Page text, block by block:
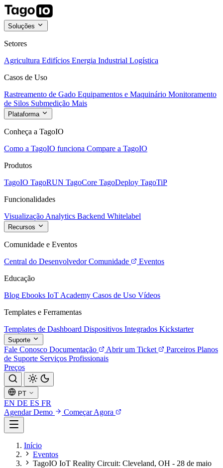
Soluções
Setores
Agricultura Edifícios Energia Industrial Logística
Casos de Uso
Rastreamento de Gado Equipamentos e Maquinário Monitoramento
de Silos Submedição Mais
Plataforma
Conheça a TagoIO
Como a TagoIO funciona Compare a TagoIO
Produtos
TagoIO TagoRUN TagoCore TagoDeploy TagoTiP
Funcionalidades
Visualização Analytics Backend Whitelabel
Recursos
Comunidade e Eventos
Central do Desenvolvedor Comunidade
Eventos
Educação
Blog Ebooks IoT Academy Casos de Uso Vídeos
Templates e Ferramentas
Templates de Dashboard Dispositivos Integrados Kickstarter
Suporte
Fale Conosco Documentação Abrir um Ticket Parceiros Planos
de Suporte Serviços Profissionais
Preços
PT
EN DE ES FR
Agendar Demo
Começar Agora
Início
Eventos
TagoIO IoT Reality Circuit: Cleveland, OH - 28 de maio